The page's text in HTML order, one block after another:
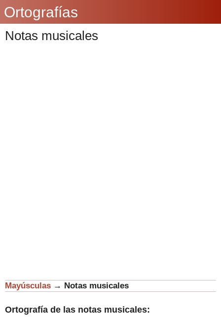
Ortografías
Notas musicales
Mayúsculas → Notas musicales
Ortografía de las notas musicales: